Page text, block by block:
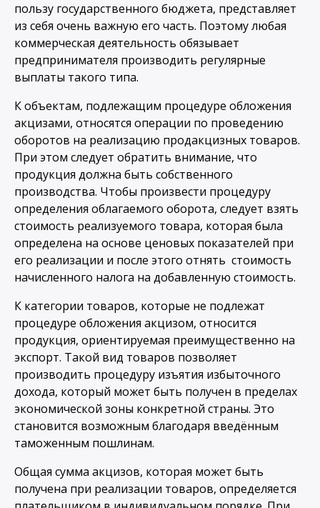
пользу государственного бюджета, представляет
из себя очень важную его часть. Поэтому любая
коммерческая деятельность обязывает
предпринимателя производить регулярные
выплаты такого типа.
К объектам, подлежащим процедуре обложения
акцизами, относятся операции по проведению
оборотов на реализацию продакцизных товаров.
При этом следует обратить внимание, что
продукция должна быть собственного
производства. Чтобы произвести процедуру
определения облагаемого оборота, следует взять
стоимость реализуемого товара, которая была
определена на основе ценовых показателей при
его реализации и после этого отнять стоимость
начисленного налога на добавленную стоимость.
К категории товаров, которые не подлежат
процедуре обложения акцизом, относится
продукция, ориентируемая преимущественно на
экспорт. Такой вид товаров позволяет
производить процедуру изъятия избыточного
дохода, который может быть получен в пределах
экономической зоны конкретной страны. Это
становится возможным благодаря введённым
таможенным пошлинам.
Общая сумма акцизов, которая может быть
получена при реализации товаров, определяется